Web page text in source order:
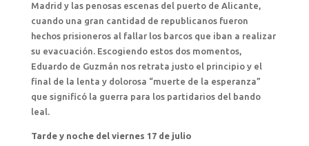
Madrid y las penosas escenas del puerto de Alicante,
cuando una gran cantidad de republicanos fueron
hechos prisioneros al fallar los barcos que iban a realizar
su evacuación. Escogiendo estos dos momentos,
Eduardo de Guzmán nos retrata justo el principio y el
final de la lenta y dolorosa “muerte de la esperanza”
que significó la guerra para los partidarios del bando
leal.
Tarde y noche del viernes 17 de julio